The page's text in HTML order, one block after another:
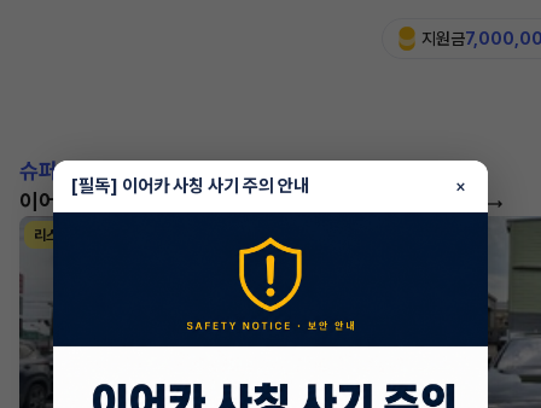
지원금
슈퍼카!
이어카에서 좋은 조건으로 만나보세요
리스
[필독] 이어카 사칭 사기 주의 안내 ×